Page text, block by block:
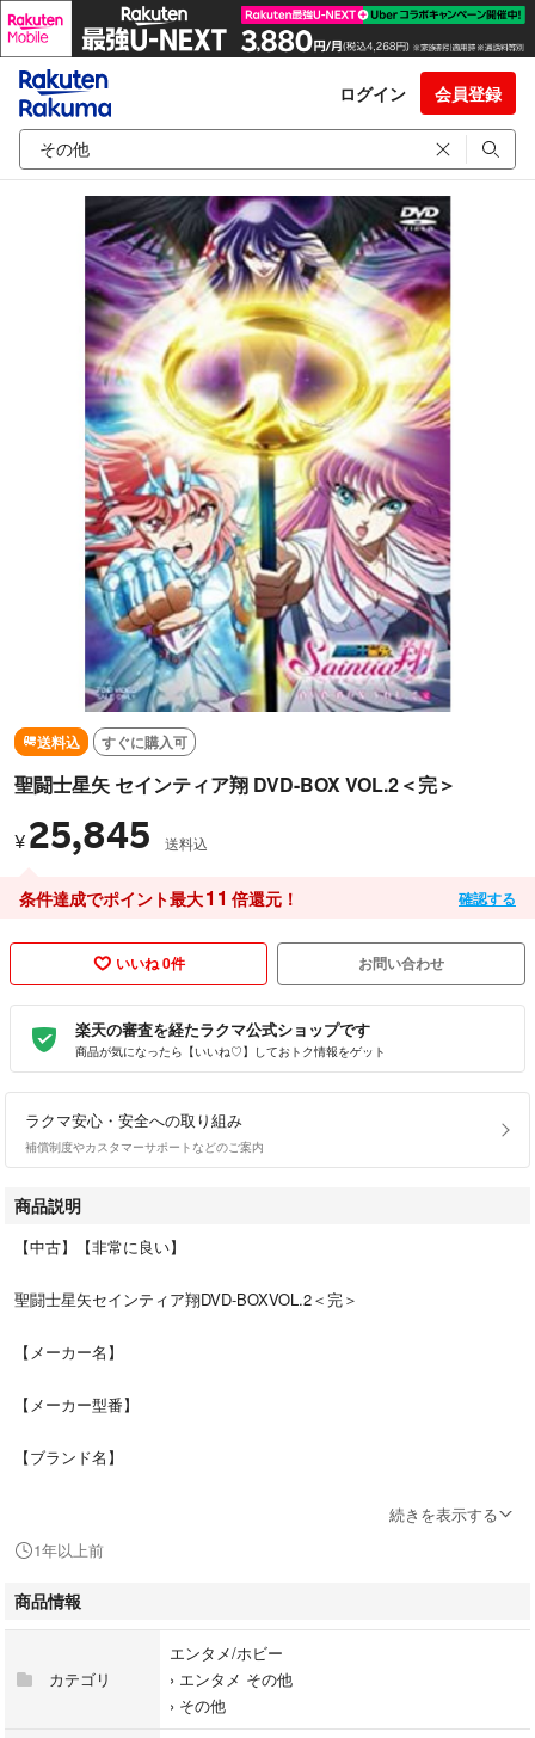
ログイン 会員登録
送料込 すぐに購入可
聖闘士星矢 セインティア翔 DVD-BOX VOL.2＜完＞
¥ 25,845 送料込
条件達成でポイント最大11 倍還元！ 確認する
いいね 0件 お問い合わせ
楽天の審査を経たラクマ公式ショップです
商品が気になったら【いいね♡】しておトク情報をゲット
ラクマ安心・安全への取り組み
補償制度やカスタマーサポートなどのご案内
商品説明
【中古】【非常に良い】
聖闘士星矢セインティア翔DVD-BOXVOL.2＜完＞
【メーカー名】
【メーカー型番】
【ブランド名】
聖闘士星矢セインティア翔DVD-BOXVOL.2＜完＞
当店では初期不良に限り、商品到着から7日間は返品を受付けておりま
他モールとの併売品の為、完売の際はご連絡致しますのでご了承くださ
続きを表示する
1年以上前
商品情報
カテゴリ
エンタメ/ホビー
› エンタメ その他
› その他